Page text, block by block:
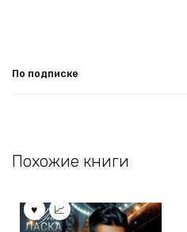
По подписке
Похожие книги